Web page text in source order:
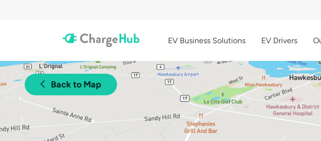
EV Business Solutions EV Drivers
Back to Map